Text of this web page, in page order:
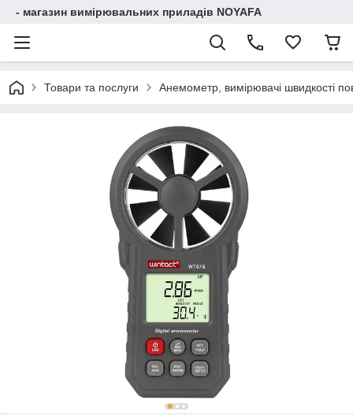
- магазин вимірювальних приладів NOYAFA
Товари та послуги Анемометр, вимірювачі швидкості